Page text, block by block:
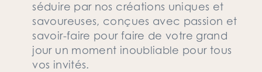
séduire par nos créations uniques et
savoureuses, conçues avec passion et
savoir-faire pour faire de votre grand
jour un moment inoubliable pour tous
vos invités.